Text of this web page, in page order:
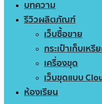
บทความ
รีวิวผลิตภัณฑ์
เว็บซื้อขาย
กระเป๋าเก็บเห
เครื่องขุด
เว็บขุดแบบ
ห้องเรียน